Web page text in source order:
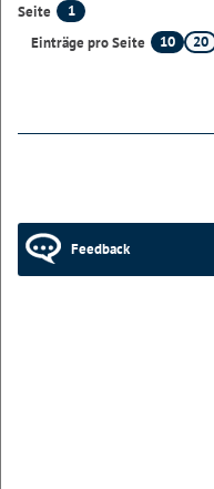
Seite
1
Einträge pro Seite
10 20
Feedback